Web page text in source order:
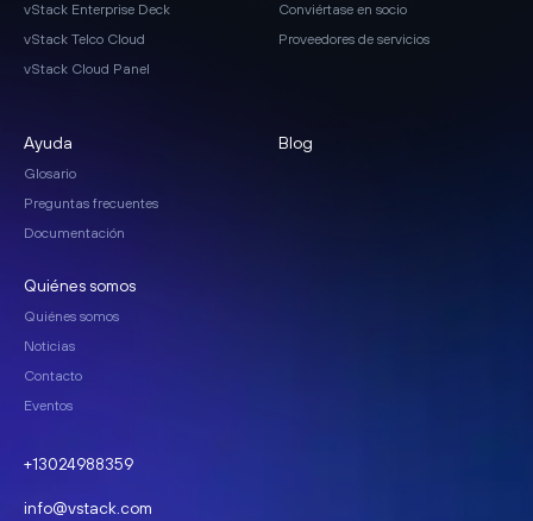
vStack Enterprise Deck
vStack Telco Cloud
vStack Cloud Panel
Conviértase en socio
Proveedores de servicios
Ayuda
Glosario
Preguntas frecuentes
Documentación
Blog
Quiénes somos
Quiénes somos
Noticias
Contacto
Eventos
+13024988359
info@vstack.com